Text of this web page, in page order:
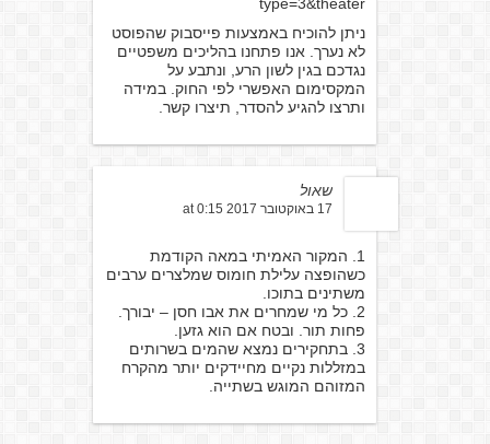
ניתן להוכיח באמצעות פייסבוק שהפוסט
לא נערך. אנו פתחנו בהליכים משפטיים
נגדכם בגין לשון הרע, ונתבע על
המקסימום האפשרי לפי החוק. במידה
ותרצו להגיע להסדר, תיצרו קשר.
שאול
17 באוקטובר 2017 at 0:15
1. המקור האמיתי במאה הקודמת
כשהופצה עלילת חומוס שמלצרים ערבים
משתינים בתוכו.
2. כל מי שמחרים את אבו חסן – יבורך.
פחות תור. ובטח אם הוא גזען.
3. בתחקירים נמצא שהמים בשרותים
במזללות נקיים מחיידקים יותר מהקרח
המזוהם המוגש בשתייה.